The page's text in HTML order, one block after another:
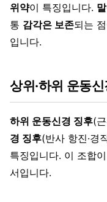
위약이 특징입니다.
통 감각은 보존되는
입니다.
상위·하위 운동
하위 운동신경 징후(
경 징후(반사 항진·경
특징입니다. 이 조합
서입니다.